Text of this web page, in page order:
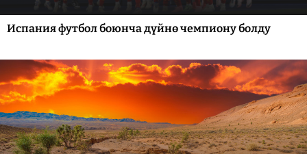
Испания футбол боюнча дүйнө чемпиону болду